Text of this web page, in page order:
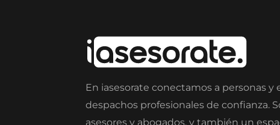
En iasesorate conectamos a personas y
despachos profesionales de confianza.
asesores y abogados, y también un